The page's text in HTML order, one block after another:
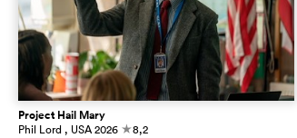
Project Hail Mary
Phil Lord , USA2026 c8,2